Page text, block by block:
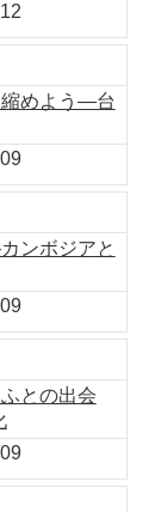
めよう―台
ンボジアと
との出会